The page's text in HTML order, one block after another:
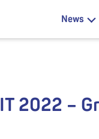
News
2022 –